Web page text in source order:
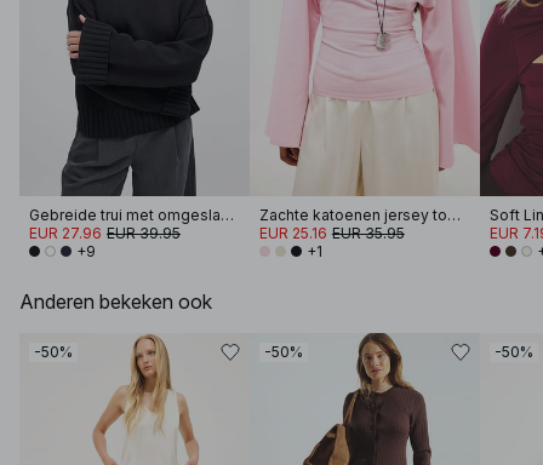
Gebreide trui met omgeslagen mouwen
EUR 27.96 EUR 39.95
+9
Zachte katoenen jersey top met wijde mouwen
EUR 25.16 EUR 35.95
+1
Soft
EUR
Anderen bekeken ook
-50% -50% -50%